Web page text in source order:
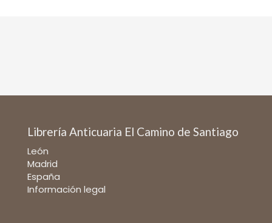
Librería Anticuaria El Camino de Santiago
León
Madrid
España
Información legal